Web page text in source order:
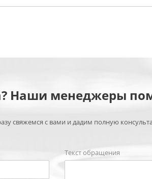
Наши менеджеры
свяжемся с вами и дадим полную
Текст обращения